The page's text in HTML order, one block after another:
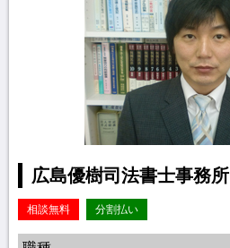
広島優樹司法書士事務所
相談無料 分割払い